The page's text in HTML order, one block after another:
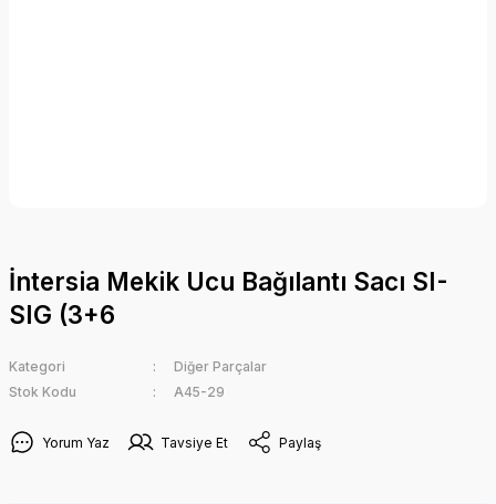
İntersia Mekik Ucu Bağılantı Sacı SI-
SIG (3+6
Kategori
Diğer Parçalar
Stok Kodu
A45-29
Yorum Yaz Tavsiye Et Paylaş